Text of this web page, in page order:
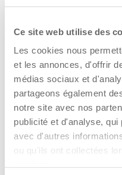
Ce site web utilise des
Les cookies nous
et les annonces, d'offrir
médias sociaux et
partageons également
notre site avec nos
publicité et d'analyse,
avec d'autres
ou qu'ils ont collectées
Assurances et
Possède ses propres
The driver hold a
quebec
Has a vehicle
province: